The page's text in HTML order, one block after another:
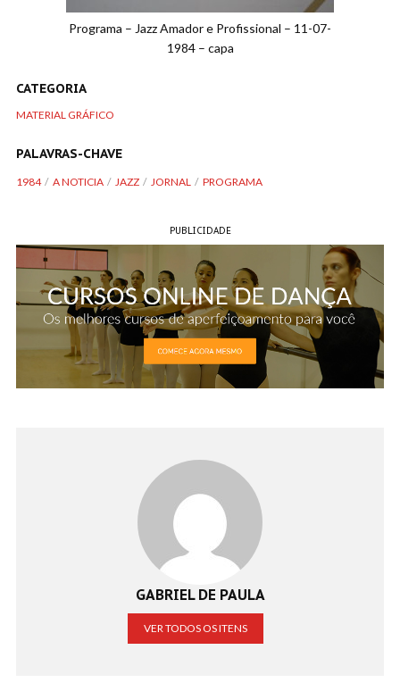
Programa – Jazz Amador e Profissional – 11-07-
1984 – capa
CATEGORIA
MATERIAL GRÁFICO
PALAVRAS-CHAVE
1984 A NOTICIA JAZZ JORNAL PROGRAMA
PUBLICIDADE
GABRIEL DE PAULA
VER TODOS OS ITENS